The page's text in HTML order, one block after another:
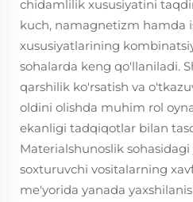
chidamlilik xususiyatini
kuch, namagnetizm hamda
xususiyatlarining
sohalarda keng qo'llaniladi.
qarshilik ko'rsatish va
oldini olishda muhim rol
ekanligi tadqiqotlar bilan
Materialshunoslik
soxturuvchi vositalarning
me'yorida yanada